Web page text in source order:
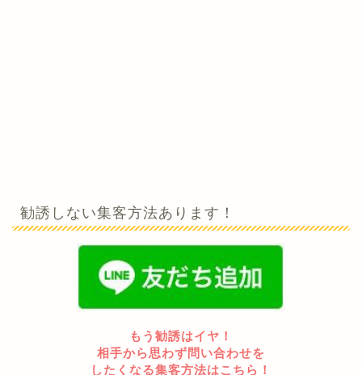
勧誘しない集客方法あります！
もう勧誘はイヤ！
相手から思わず問い合わせを
したくなる集客方法はこちら！